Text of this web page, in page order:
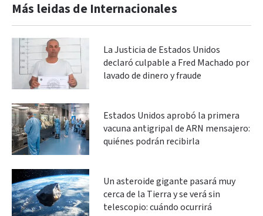
Más leidas de Internacionales
La Justicia de Estados Unidos
declaró culpable a Fred Machado por
lavado de dinero y fraude
Estados Unidos aprobó la primera
vacuna antigripal de ARN mensajero:
quiénes podrán recibirla
Un asteroide gigante pasará muy
cerca de la Tierra y se verá sin
telescopio: cuándo ocurrirá